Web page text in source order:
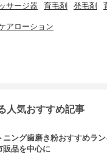
サージ器 育毛剤 発毛剤
アローション
人気おすすめ記事
ニング歯磨き粉おすすめラ
販品を中心に